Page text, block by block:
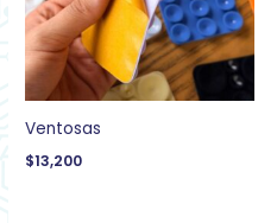
Ventosas
$13,200